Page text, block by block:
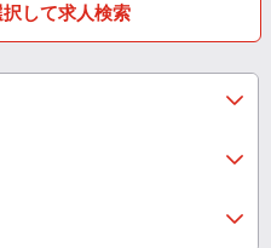
して求人検索